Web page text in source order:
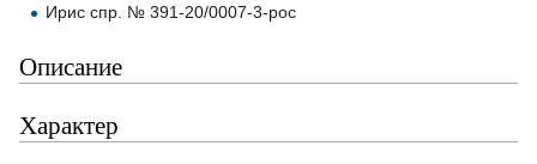
Ирис спр. № 391-20/0007-3-рос
Описание
Характер